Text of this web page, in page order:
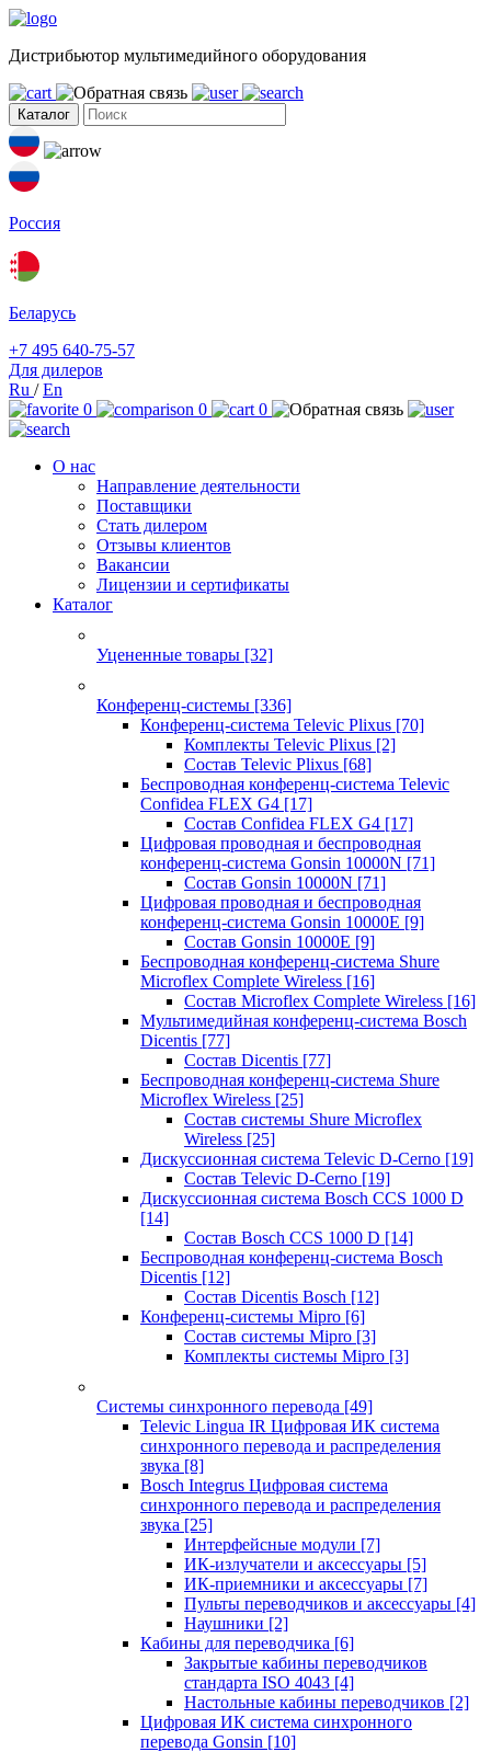
Дистрибьютор мультимедийного оборудования
Каталог
Россия
Беларусь
+7 495 640-75-57
Для дилеров
Ru /En
0
0 0
О нас
Направление деятельности
Поставщики
Стать дилером
Отзывы клиентов
Вакансии
Лицензии и сертификаты
Каталог
Уцененные товары [32]
Конференц-системы [336]
Конференц-система Televic Plixus [70]
Комплекты Televic Plixus [2]
Состав Televic Plixus [68]
Беспроводная конференц-система Televic
Confidea FLEX G4 [17]
Состав Confidea FLEX G4 [17]
Цифровая проводная и беспроводная
конференц-система Gonsin 10000N [71]
Состав Gonsin 10000N [71]
Цифровая проводная и беспроводная
конференц-система Gonsin 10000E [9]
Состав Gonsin 10000E [9]
Беспроводная конференц-система Shure
Microflex Complete Wireless [16]
Состав Microflex Complete Wireless [16]
Мультимедийная конференц-система Bosch
Dicentis [77]
Состав Dicentis [77]
Беспроводная конференц-система Shure
Microflex Wireless [25]
Состав системы Shure Microflex
Wireless [25]
Дискуссионная система Televic D-Cerno [19]
Состав Televic D-Cerno [19]
Дискуссионная система Bosch CCS 1000 D
[14]
Состав Bosch CCS 1000 D [14]
Беспроводная конференц-система Bosch
Dicentis [12]
Состав Dicentis Bosch [12]
Конференц-системы Mipro [6]
Состав системы Mipro [3]
Комплекты системы Mipro [3]
Системы синхронного перевода [49]
Televic Lingua IR Цифровая ИК система
синхронного перевода и распределения
звука [8]
Bosch Integrus Цифровая система
синхронного перевода и распределения
звука [25]
Интерфейсные модули [7]
ИК-излучатели и аксессуары [5]
ИК-приемники и аксессуары [7]
Пульты переводчиков и аксессуары [4]
Наушники [2]
Кабины для переводчика [6]
Закрытые кабины переводчиков
стандарта ISO 4043 [4]
Настольные кабины переводчиков [2]
Цифровая ИК система синхронного
перевода Gonsin [10]